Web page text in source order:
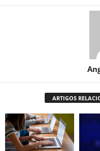
ARTIGOS